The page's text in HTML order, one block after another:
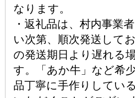
なります。
・返礼品は、村内事業
い次第、順次発送して
の発送期日より遅れる
す。「あか牛」など希
品丁寧に手作りしてい